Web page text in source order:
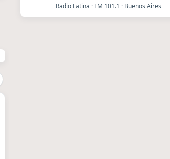
Radio Latina · FM 101.1 · Buenos Aires